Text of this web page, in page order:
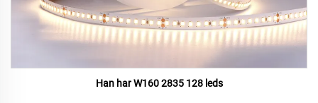
Han har W160 2835 128 leds